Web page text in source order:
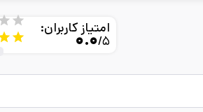
امتیاز کاربران:
۰.۰/۵